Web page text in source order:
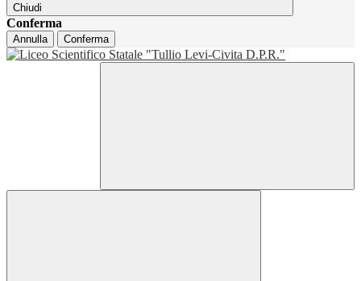
Chiudi
Conferma
Annulla Conferma